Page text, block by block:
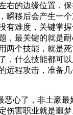
右的边缘位置，保
瞬移后会产生一
有难度，关键掌
，最关键的就是
两个技能，就是死
，什么技能都可
远程攻击，准备几
恶心了，非土豪
伤害职业就是噩